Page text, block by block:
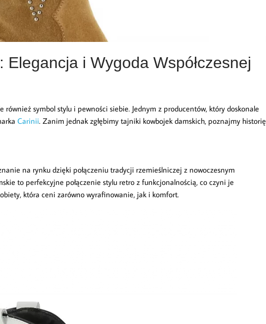
Elegancja i Wygoda Współczesnej
również symbol stylu i pewności siebie. Jednym z producentów, który doskonale
Carinii. Zanim jednak zgłębimy tajniki kowbojek damskich, poznajmy historię
na rynku dzięki połączeniu tradycji rzemieślniczej z nowoczesnym
to perfekcyjne połączenie stylu retro z funkcjonalnością, co czyni je
która ceni zarówno wyrafinowanie, jak i komfort.